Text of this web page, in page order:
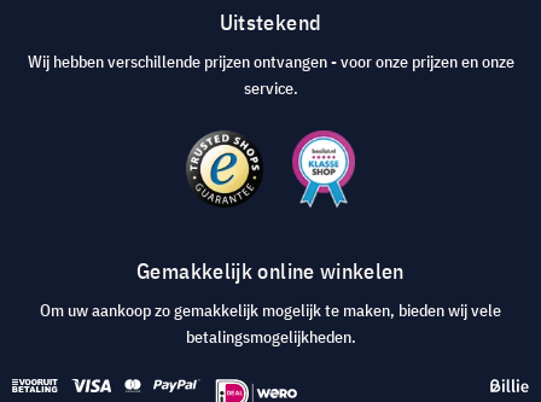
Uitstekend
Wij hebben verschillende prijzen ontvangen - voor onze prijzen en onze
service.
Gemakkelijk online winkelen
Om uw aankoop zo gemakkelijk mogelijk te maken, bieden wij vele
betalingsmogelijkheden.